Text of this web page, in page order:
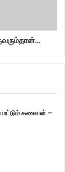
மட்டும் கணவன் –